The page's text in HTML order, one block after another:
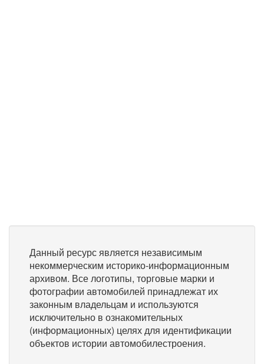
Данный ресурс является независимым
некоммерческим историко-информационным
архивом. Все логотипы, торговые марки и
фотографии автомобилей принадлежат их
законным владельцам и используются
исключительно в ознакомительных
(информационных) целях для идентификации
объектов истории автомобилестроения.